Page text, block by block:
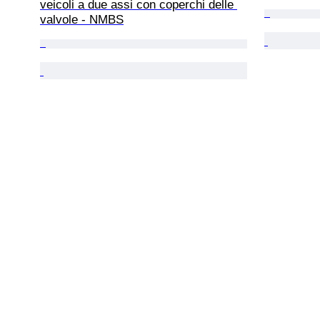
veicoli a due assi con coperchi delle
valvole - NMBS